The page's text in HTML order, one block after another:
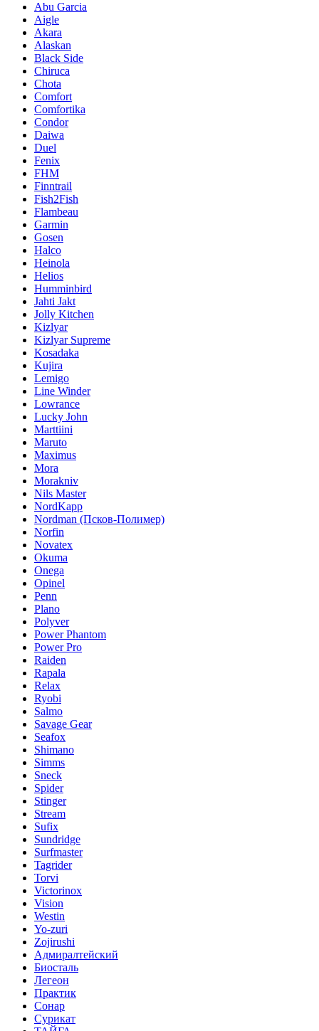
Abu Garcia
Aigle
Akara
Alaskan
Black Side
Chiruca
Chota
Comfort
Comfortika
Condor
Daiwa
Duel
Fenix
FHM
Finntrail
Fish2Fish
Flambeau
Garmin
Gosen
Halco
Heinola
Helios
Humminbird
Jahti Jakt
Jolly Kitchen
Kizlyar
Kizlyar Supreme
Kosadaka
Kujira
Lemigo
Line Winder
Lowrance
Lucky John
Marttiini
Maruto
Maximus
Mora
Morakniv
Nils Master
NordKapp
Nordman (Псков-Полимер)
Norfin
Novatex
Okuma
Onega
Opinel
Penn
Plano
Polyver
Power Phantom
Power Pro
Raiden
Rapala
Relax
Ryobi
Salmo
Savage Gear
Seafox
Shimano
Simms
Sneck
Spider
Stinger
Stream
Sufix
Sundridge
Surfmaster
Tagrider
Torvi
Victorinox
Vision
Westin
Yo-zuri
Zojirushi
Адмиралтейский
Биосталь
Легеон
Практик
Сонар
Сурикат